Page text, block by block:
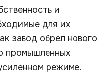
и
для их
завод обрел нового
промышленных
режиме.